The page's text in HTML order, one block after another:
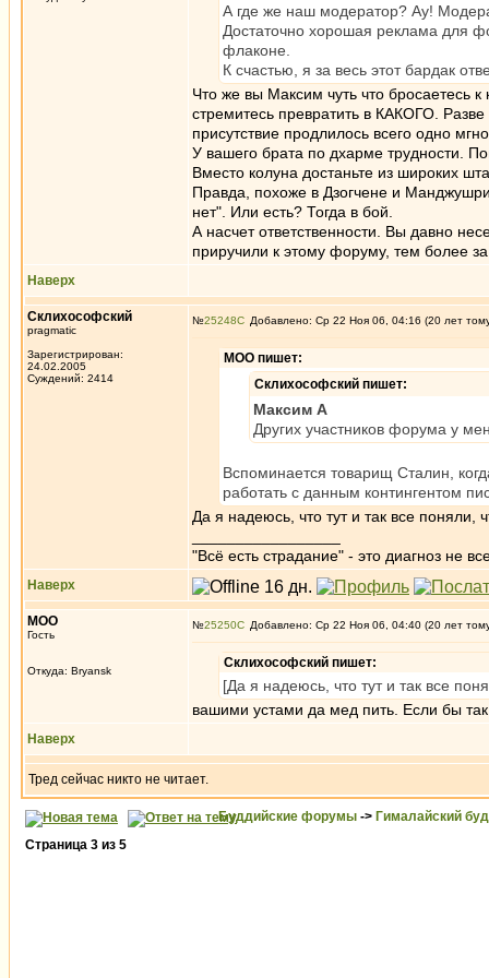
А где же наш модератор? Ау!
Достаточно хорошая реклама для
флаконе.
К счастью, я за весь этот бардак
Что же вы Максим чуть что бросаетесь
стремитесь превратить в КАКОГО.
присутствие продлилось всего одно
У вашего брата по дхарме трудности.
Вместо колуна достаньте из широких
Правда, похоже в Дзогчене и Манджушри
нет". Или есть? Тогда в бой.
А насчет ответственности. Вы давно
приручили к этому форуму, тем более
Наверх
Склихософский
pragmatic
Зарегистрирован:
24.02.2005
Суждений: 2414
№25248 Добавлено: Ср 22 Ноя 06, 04:16 (20 лет
MOO пишет:
Склихософский пишет:
Максим А
Других участников форума у
Вспоминается товарищ Сталин,
работать с данным контингентом
Да я надеюсь, что тут и так все
"Всё есть страдание" - это диагноз не
Наверх
MOO
Гость
Откуда: Bryansk
№25250 Добавлено: Ср 22 Ноя 06, 04:40 (20 лет
Склихософский пишет:
[Да я надеюсь, что тут и так все
вашими устами да мед пить. Если бы
Наверх
Тред сейчас никто не читает.
Буддийские форумы -> Гималайский
Страница 3 из 5